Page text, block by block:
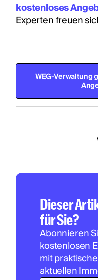
kostenloses
Experten freuen
WEG-Verwaltung
Dieser
für Sie?
Abonnieren
kostenlosen
mit
aktuellen